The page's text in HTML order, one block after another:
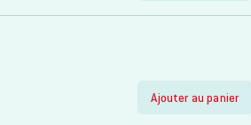
Ajouter au panier